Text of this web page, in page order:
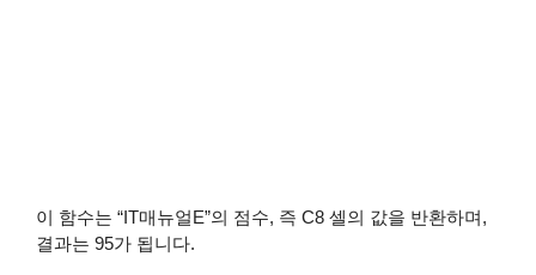
이 함수는 “IT매뉴얼E”의 점수, 즉 C8 셀의 값을 반환하며,
결과는 95가 됩니다.